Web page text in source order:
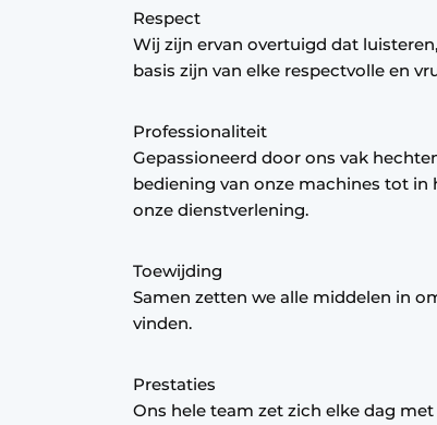
Respect
Wij zijn ervan overtuigd dat
basis zijn van elke respectvolle en
Professionaliteit
Gepassioneerd door ons vak
bediening van onze machines tot
onze dienstverlening.
Toewijding
Samen zetten we alle middelen in
vinden.
Prestaties
Ons hele team zet zich elke dag